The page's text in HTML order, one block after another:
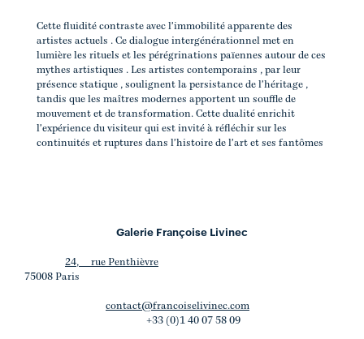
Cette fluidité contraste avec l'immobilité apparente des
artistes actuels . Ce dialogue intergénérationnel met en
lumière les rituels et les pérégrinations païennes autour de ces
mythes artistiques . Les artistes contemporains , par leur
présence statique , soulignent la persistance de l'héritage ,
tandis que les maîtres modernes apportent un souffle de
mouvement et de transformation. Cette dualité enrichit
l'expérience du visiteur qui est invité à réfléchir sur les
continuités et ruptures dans l'histoire de l'art et ses fantômes
Galerie Françoise Livinec
24, rue Penthièvre
75008 Paris
contact@francoiselivinec.com
+33 (0)1 40 07 58 09